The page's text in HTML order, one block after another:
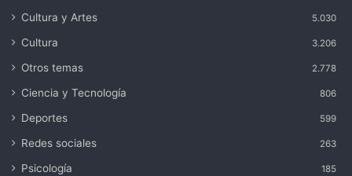
Cultura y Artes 5.030
Cultura 3.206
Otros temas 2.778
Ciencia y Tecnología 806
Deportes 599
Redes sociales 263
Psicología 185